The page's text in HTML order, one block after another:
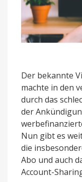
Der bekannte
machte in den
durch das
der
Nun gibt es
die
Abo und auch
Account-